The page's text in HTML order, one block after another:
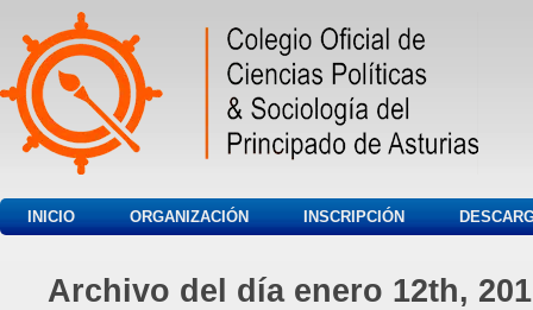
INICIO ORGANIZACIÓN INSCRIPCIÓN
Archivo del día enero 12th,